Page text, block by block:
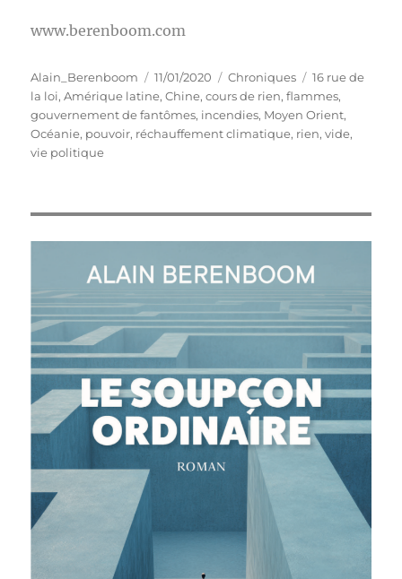
www.berenboom.com
Auteur
Alain_Berenboom
Publié
le
11/01/2020 Catégories
Chroniques Étiquettes
16 rue de
la loi,Amérique latine,Chine,cours de rien,flammes,
gouvernement de fantômes, incendies, Moyen Orient,
Océanie, pouvoir, réchauffement climatique, rien,vide,
vie politique